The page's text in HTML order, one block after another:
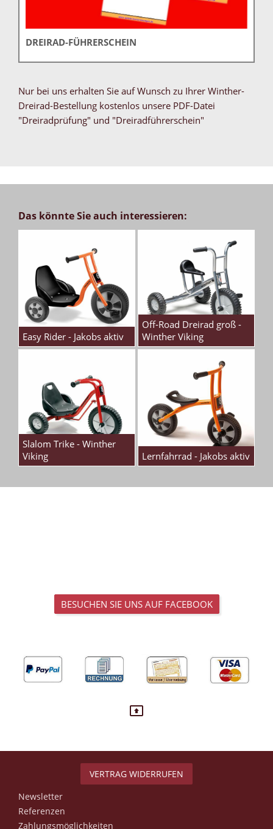
DREIRAD-FÜHRERSCHEIN
Nur bei uns erhalten Sie auf Wunsch zu Ihrer Winther-
Dreirad-Bestellung kostenlos unsere PDF-Datei
"Dreiradprüfung" und "Dreiradführerschein"
Das könnte Sie auch interessieren:
Easy Rider - Jakobs aktiv
Off-Road Dreirad groß -
Winther Viking
Slalom Trike - Winther
Viking
Lernfahrrad - Jakobs aktiv
BESUCHEN SIE UNS AUF FACEBOOK
VERTRAG WIDERRUFEN
Newsletter
Referenzen
Zahlungsmöglichkeiten